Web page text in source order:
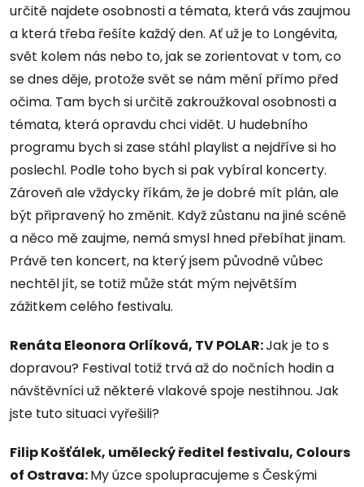
určitě najdete osobnosti a témata, která vás zaujmou
a která třeba řešíte každý den. Ať už je to Longévita,
svět kolem nás nebo to, jak se zorientovat v tom, co
se dnes děje, protože svět se nám mění přímo před
očima. Tam bych si určitě zakroužkoval osobnosti a
témata, která opravdu chci vidět. U hudebního
programu bych si zase stáhl playlist a nejdříve si ho
poslechl. Podle toho bych si pak vybíral koncerty.
Zároveň ale vždycky říkám, že je dobré mít plán, ale
být připravený ho změnit. Když zůstanu na jiné scéně
a něco mě zaujme, nemá smysl hned přebíhat jinam.
Právě ten koncert, na který jsem původně vůbec
nechtěl jít, se totiž může stát mým největším
zážitkem celého festivalu.
Renáta Eleonora Orlíková, TV POLAR:Jak je to s
dopravou? Festival totiž trvá až do nočních hodin a
návštěvníci už některé vlakové spoje nestihnou. Jak
jste tuto situaci vyřešili?
Filip Košťálek, umělecký ředitel festivalu, Colours
of Ostrava:My úzce spolupracujeme s Českými